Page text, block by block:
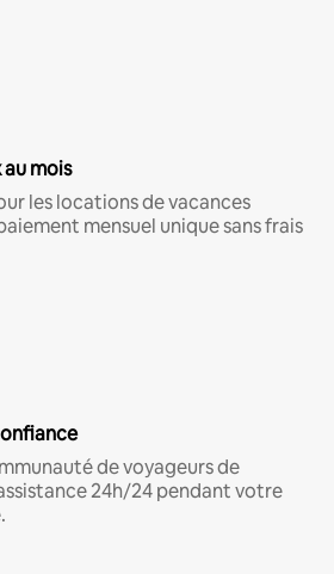
mois
les locations de vacances
mensuel unique sans frais
de voyageurs de
24h/24 pendant votre